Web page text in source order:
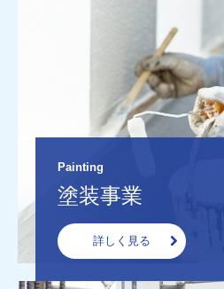
Painting
塗装事業
詳しく見る